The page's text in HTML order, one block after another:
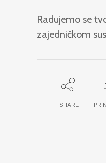
Radujemo se
zajedničkom
SHARE